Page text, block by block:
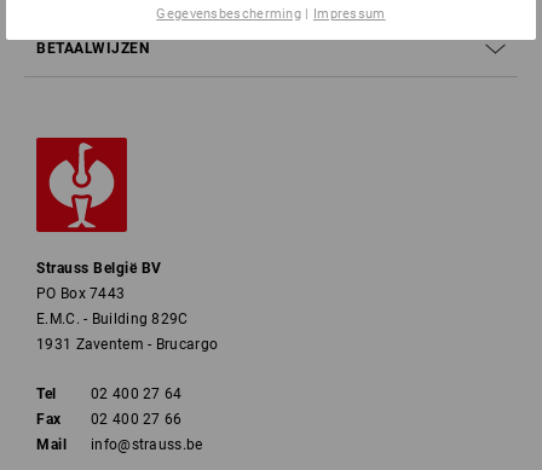
BETAALWIJZEN
Strauss België BV
PO Box 7443
E.M.C. - Building 829C
1931 Zaventem - Brucargo
Tel
02 400 27 64
Fax
02 400 27 66
Mail
info@strauss.be
Gegevensbescherming | Impressum